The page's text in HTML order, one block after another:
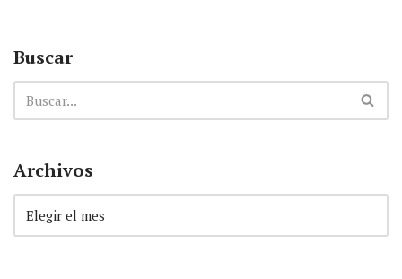
Buscar
Archivos